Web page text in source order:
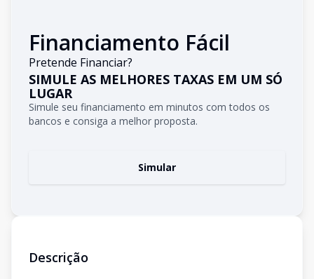
Financiamento Fácil
Pretende Financiar?
SIMULE AS MELHORES TAXAS EM UM SÓ
LUGAR
Simule seu financiamento em minutos com todos os
bancos e consiga a melhor proposta.
Simular
Descrição